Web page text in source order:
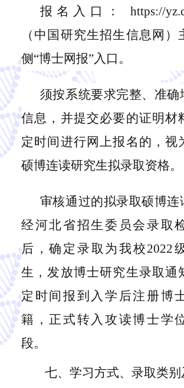
报名入口：
https://
（中国研究生招生信息网）
侧“博士网报”入口。
须按系统要求完整、准确
信息，并提交必要的证明材
定时间进行网上报名的，视
硕博连读研究生拟录取资格。
审核通过的拟录取硕博连
经河北省招生委员会录取
后，确定录取为我校2022
生，发放博士研究生录取通
定时间报到入学后注册博
籍，正式转入攻读博士学
段。
七、学习方式、录取类别